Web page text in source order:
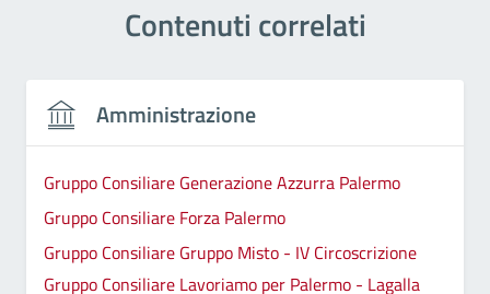
Contenuti correlati
Amministrazione
Gruppo Consiliare Generazione Azzurra Palermo
Gruppo Consiliare Forza Palermo
Gruppo Consiliare Gruppo Misto - IV Circoscrizione
Gruppo Consiliare Lavoriamo per Palermo - Lagalla